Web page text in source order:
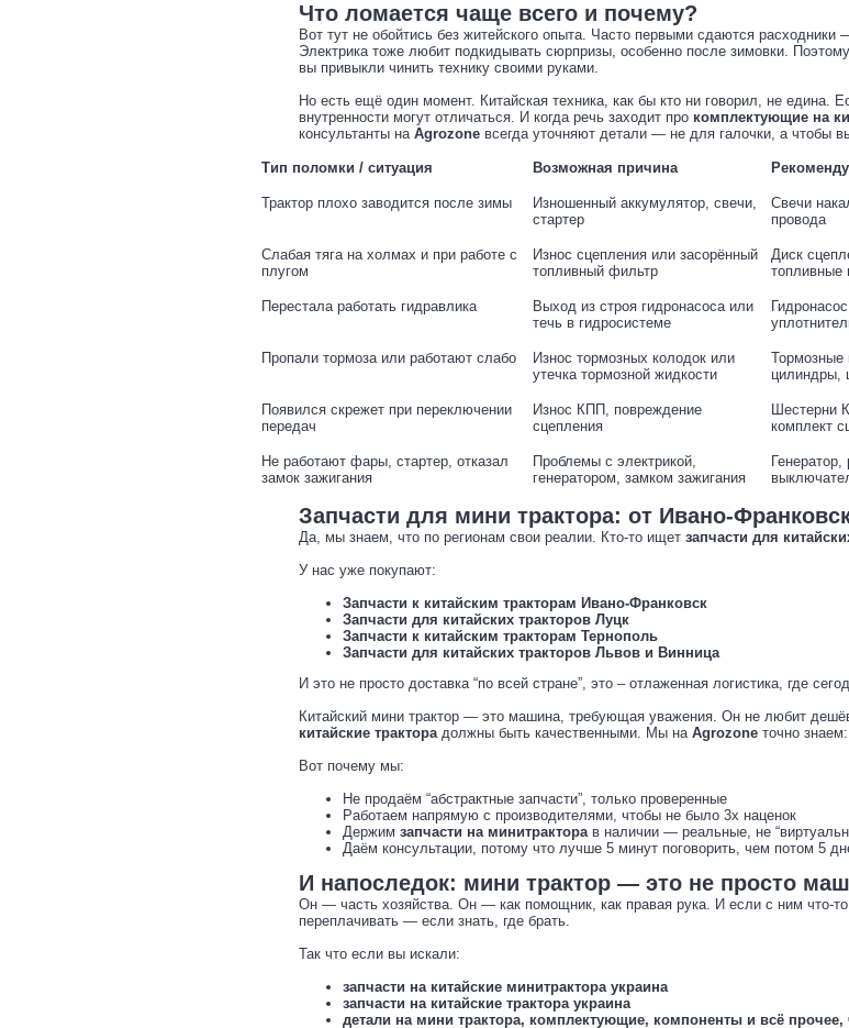
Что ломается чаще всего и почему?
Вот тут не обойтись без житейского опыта. Часто первыми сдаются
Электрика тоже любит подкидывать сюрпризы, особенно после зимовки.
вы привыкли чинить технику своими руками.
Но есть ещё один момент. Китайская техника, как бы кто ни говорил, не
внутренности могут отличаться. И когда речь заходит про комплектующие на
консультанты на Agrozone всегда уточняют детали — не для галочки, а чтобы
Тип поломки / ситуация Возможная причина
Трактор плохо заводится после зимы
Изношенный аккумулятор, свечи,
стартер
Свечи
провода
Слабая тяга на холмах и при работе с
плугом
Износ сцепления или засорённый
топливный фильтр
Диск
топливные
Перестала работать гидравлика
Выход из строя гидронасоса или
течь в гидросистеме
Пропали тормоза или работают слабо
Износ тормозных колодок или
утечка тормозной жидкости
Тормозные
цилиндры,
Появился скрежет при переключении
передач
Износ КПП, повреждение
сцепления
Шестерни
комплект
Не работают фары, стартер, отказал
замок зажигания
Проблемы с электрикой,
генератором, замком зажигания
Запчасти для мини трактора: от Ивано-
Да, мы знаем, что по регионам свои реалии. Кто-то ищет запчасти для
У нас уже покупают:
Запчасти к китайским тракторам Ивано-Франковск
Запчасти для китайских тракторов Луцк
Запчасти к китайским тракторам Тернополь
Запчасти для китайских тракторов Львов и Винница
И это не просто доставка “по всей стране”, это – отлаженная логистика, где
Китайский мини трактор — это машина, требующая уважения. Он не любит
китайские тракторадолжны быть качественными. Мы на Agrozone точно
Вот почему мы:
Не продаём “абстрактные запчасти”, только проверенные
Работаем напрямую с производителями, чтобы не было 3х наценок
Держим запчасти на минитракторав наличии — реальные, не
Даём консультации, потому что лучше 5 минут поговорить, чем потом 5
И напоследок: мини трактор — это не просто
Он — часть хозяйства. Он — как помощник, как правая рука. И если с ним что-
переплачивать — если знать, где брать.
Так что если вы искали:
запчасти на китайские минитрактора украина
запчасти на китайские трактора украина
детали на мини трактора, комплектующие, компоненты и всё прочее,